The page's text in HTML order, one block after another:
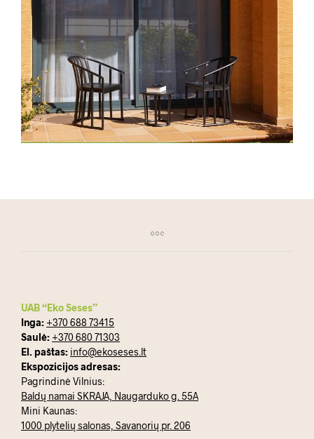
UAB “Eko Seses”
Inga: +370 688 73415
Saulė: +370 680 71303
El. paštas: info@ekoseses.lt
Ekspozicijos adresas:
Pagrindinė Vilnius:
Baldų namai SKRAJA, Naugarduko g. 55A
Mini Kaunas:
1000 plytelių salonas, Savanorių pr. 206